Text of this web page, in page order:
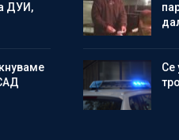
ДУИ,
Се